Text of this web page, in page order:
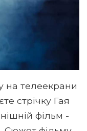
на телеекрани
стрічку Гая
фільм -